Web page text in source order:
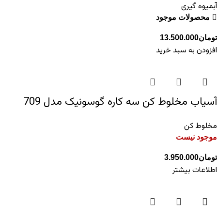
آبمیوه گیری
محصولات موجود
تومان13.500.000
افزودن به سبد خرید
آسیاب مخلوط کن سه کاره گوسونیک مدل 709
مخلوط کن
موجود نیست
تومان3.950.000
اطلاعات بیشتر